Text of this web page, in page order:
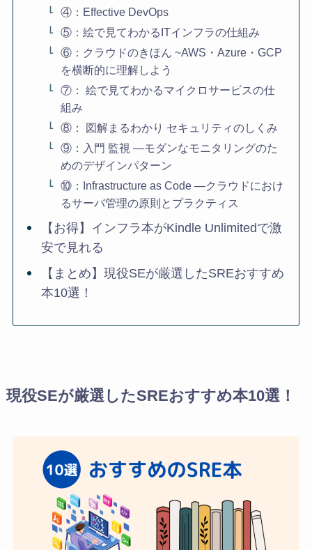
④：Effective DevOps
⑤：絵で見てわかるITインフラの仕組み
⑥：クラウドのきほん ~AWS・Azure・GCP
を横断的に理解しよう
⑦： 絵で見てわかるマイクロサービスの仕
組み
⑧： 図解まるわかり セキュリティのしくみ
⑨：入門 監視 ―モダンなモニタリングのた
めのデザインパターン
⑩：Infrastructure as Code ―クラウドにおけ
るサーバ管理の原則とプラクティス
【お得】インフラ本がKindle Unlimitedで激
安で見れる
【まとめ】現役SEが厳選したSREおすすめ
本10選！
現役SEが厳選したSREおすすめ本10選！